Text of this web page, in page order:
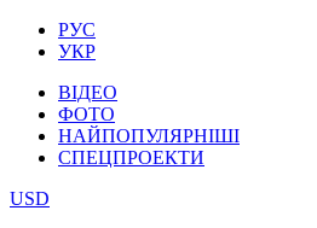
РУС
УКР
ВІДЕО
ФОТО
НАЙПОПУЛЯРНІШІ
СПЕЦПРОЕКТИ
USD